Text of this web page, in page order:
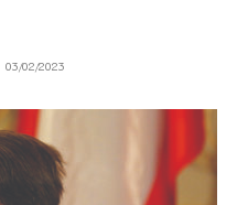
03/02/2023